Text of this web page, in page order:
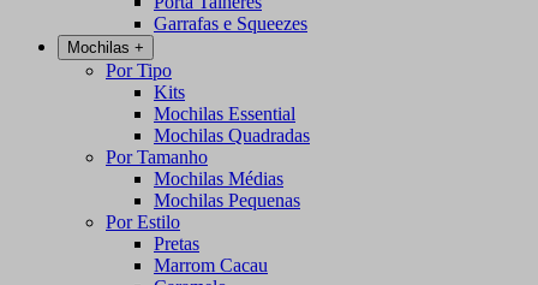
Garrafas e Squeezes
Mochilas +
Por Tipo
Kits
Mochilas Essential
Mochilas Quadradas
Por Tamanho
Mochilas Médias
Mochilas Pequenas
Por Estilo
Pretas
Marrom Cacau